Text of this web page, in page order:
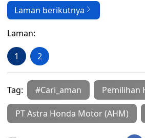
Laman berikutnya
Laman:
1 2
Tag: #Cari_aman Pemilihan
PT Astra Honda Motor (AHM)